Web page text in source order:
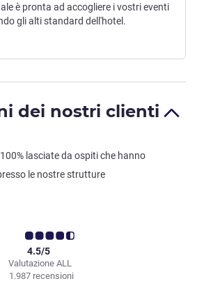
è pronta ad accogliere i vostri eventi
gli alti standard dell'hotel.
dei nostri clienti
lasciate da ospiti che hanno
le nostre strutture
Valutazione ALL
4.5/5
1.987 recensioni